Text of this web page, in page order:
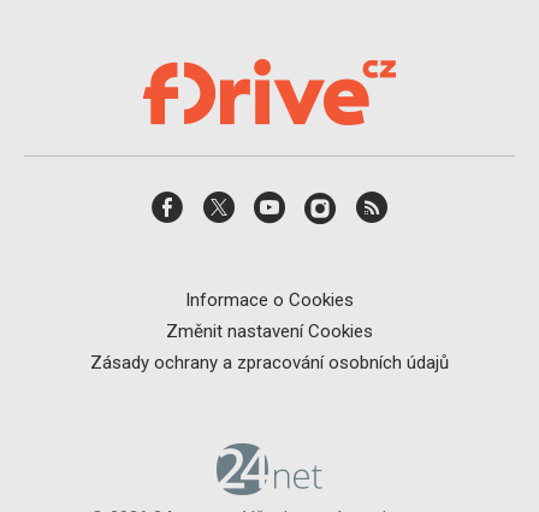
Informace o Cookies
Změnit nastavení Cookies
Zásady ochrany a zpracování osobních údajů